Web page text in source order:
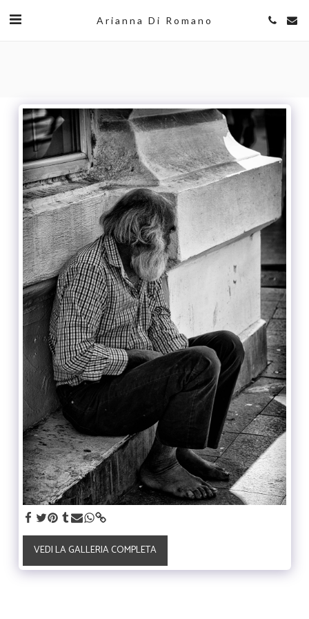
Arianna Di Romano
VEDI LA GALLERIA COMPLETA